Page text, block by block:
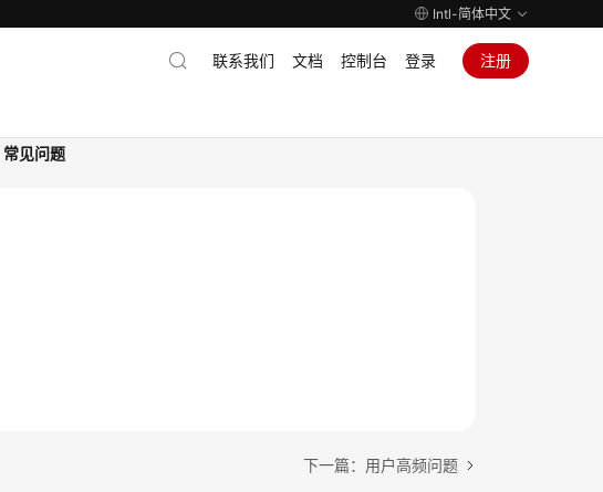
Intl-简体中文
联系我们 文档 控制台 登录 注册
常见问题
下一篇：用户高频问题